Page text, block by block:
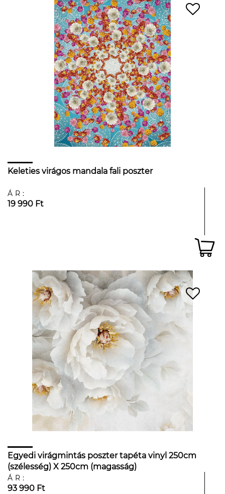
Keleties virágos mandala fali poszter
ÁR:
19 990 Ft
Egyedi virágmintás poszter tapéta vinyl 250cm
(szélesség) X 250cm (magasság)
ÁR:
93 990 Ft